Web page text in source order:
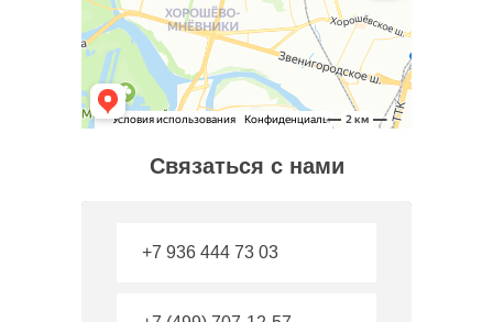
Связаться с нами
+7 936 444 73 03